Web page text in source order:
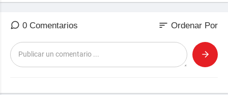
En instagram: fraudelegalcanal
ESTE CANAL NO DA CONSEJOS LEGALES.
ESTE CANAL NO ESTA MONETIZADO.
ESTE CANAL UNICAMENTE EJERCE EL DERECHO A L
0 Comentarios sort Ordenar Por